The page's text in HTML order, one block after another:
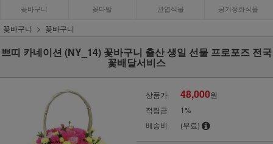
꽃바구니 꽃다발 관엽식물 공기정화식물
꽃바구니 꽃바구니
쁘띠 카네이션 (NY_14) 꽃바구니 출산 생일 선물 프로포즈 전국
꽃배달서비스
상품가 48,000원
적립금
1%
배송비
(무료)